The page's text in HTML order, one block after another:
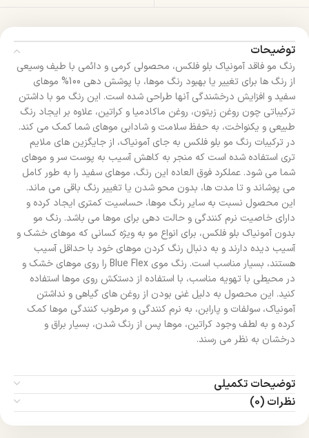
توضیحات
رنگ مو فاقد آمونیاک بلو فلکس، محصولی کرمی و دائمی با طیف وسیعی
از رنگ ها برای تغییر یا بهبود رنگ موها، با پوشش دهی 100% موهای
سفید و افزایش درخشندگی آنها طراحی شده است. این رنگ مو با داشتن
ترکیباتی چون روغن زیتون، روغن ماکادمیا و کراتین، علاوه بر ایجاد رنگ
طبیعی و یکنواخت، به حفظ سلامت و شادابی موهای شما کمک می کند.
در ترکیبات رنگ مو بلو فلکس به جای آمونیاک، از جایگزین های ملایم
تری استفاده شده است که منجر به کاهش آسیب به پوست سر و موهای
شما می شود. عملکرد فوق العاده این رنگ، موهای سفید را به طور کامل
می پوشاند و تا مدت ها، بدون محو شدن یا تغییر رنگ باقی می ماند.
این محصول نسبت به سایر رنگ موها، حساسیت کمتری ایجاد کرده و
دارای خاصیت نرم کنندگی و حالت دهی برای موها می باشد. رنگ مو
بدون آمونیاک بلو فلکس، برای انواع مو به ویژه کسانی که موهای خشک و
آسیب دیده دارند و به دنبال رنگ کردن موهای خود با حداقل آسیب
هستند، بسیار مناسب است. رنگ موی Blue Flex را روی موهای خشک و
در محیطی با تهویه مناسب، با استفاده از دستکش روی موها استفاده
کنید. این محصول به دلیل غنی بودن از روغن های گیاهی و نداشتن
آمونیاک، سولفات و پارابن، به نرم کنندگی و مرطوب کنندگی موها کمک
کرده و به لطف وجود کراتین، موها پس از رنگ شدن، بسیار براق و
درخشان به نظر می رسند.
توضیحات تکمیلی
نظرات (0)